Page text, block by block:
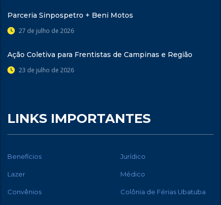
Parceria Sinpospetro + Beni Motos
27 de julho de 2026
Ação Coletiva para Frentistas de Campinas e Região
23 de julho de 2026
LINKS IMPORTANTES
Benefícios Jurídico
Lazer Médico
Convênios Colônia de Férias Ubatuba